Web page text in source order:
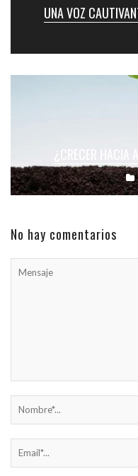
UNA VOZ
¿CRECER HACIA
No hay comentarios